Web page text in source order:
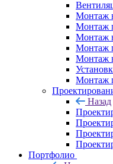
Монтаж
Монтаж
Монтаж
Монтаж
Монтаж
Монтаж
Назад
Портфолио